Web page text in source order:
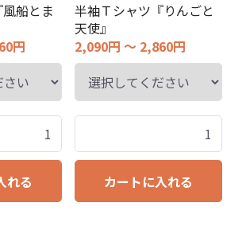
船とま
円
れる
半袖Ｔシャツ『りんごと
天使』
2,090円 ～ 2,860円
カートに入れる